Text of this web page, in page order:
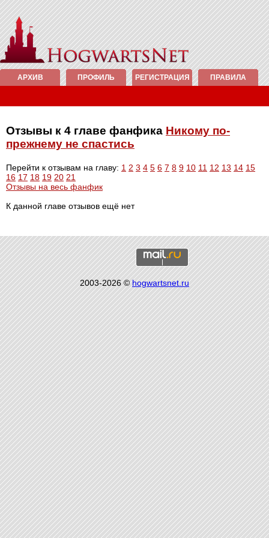
АРХИВ ПРОФИЛЬ РЕГИСТРАЦИЯ ПРАВИЛА
Отзывы к 4 главе фанфика Никому по-
прежнему не спастись
Перейти к отзывам на главу: 1 2 3 4 5 6 7 8 9 10 11 12 13 14 15
16 17 18 19 20 21
Отзывы на весь фанфик
К данной главе отзывов ещё нет
2003-2026 ©hogwartsnet.ru